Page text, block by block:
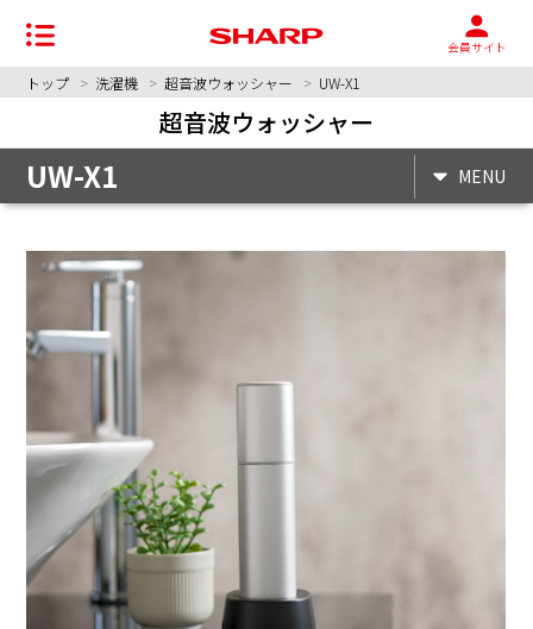
会員サイト
トップ 洗濯機 超音波ウォッシャー UW-X1
超音波ウォッシャー
UW-X1 MENU